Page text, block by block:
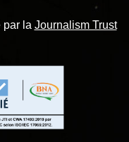
par la Journalism Trust